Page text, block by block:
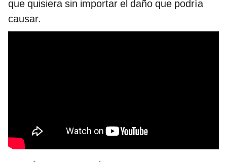
que quisiera sin importar el daño que podría
causar.